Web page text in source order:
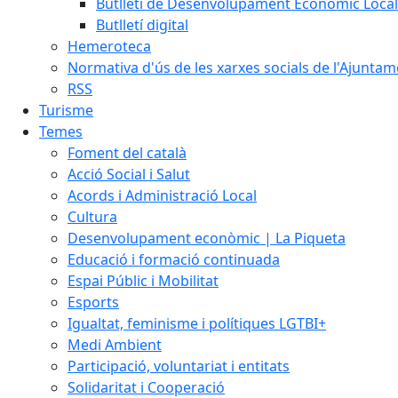
Butlletí digital
Hemeroteca
Normativa d'ús de les xarxes socials de
RSS
Turisme
Temes
Foment del català
Acció Social i Salut
Acords i Administració Local
Cultura
Desenvolupament econòmic | La Piqueta
Educació i formació continuada
Espai Públic i Mobilitat
Esports
Igualtat, feminisme i polítiques LGTBI+
Medi Ambient
Participació, voluntariat i entitats
Solidaritat i Cooperació